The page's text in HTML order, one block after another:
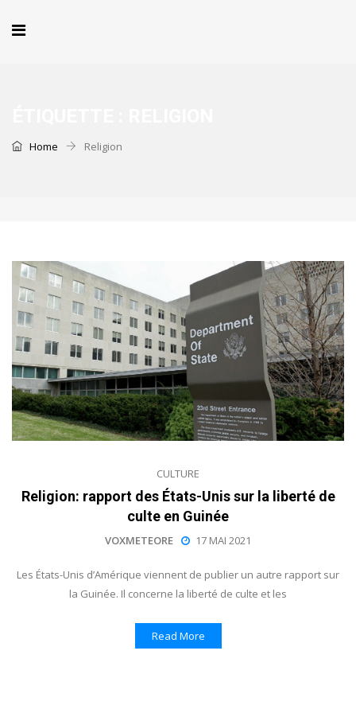
Home Religion
CULTURE
Religion: rapport des États-Unis sur la liberté de
culte en Guinée
VOXMETEORE 17 MAI 2021
Les États-Unis d’Amérique viennent de publier un autre rapport sur
la Guinée. Il concerne la liberté de culte et les
Read More